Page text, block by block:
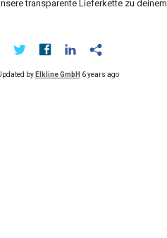
transparente Lieferkette zu deinem
by Elkline GmbH 6 years ago